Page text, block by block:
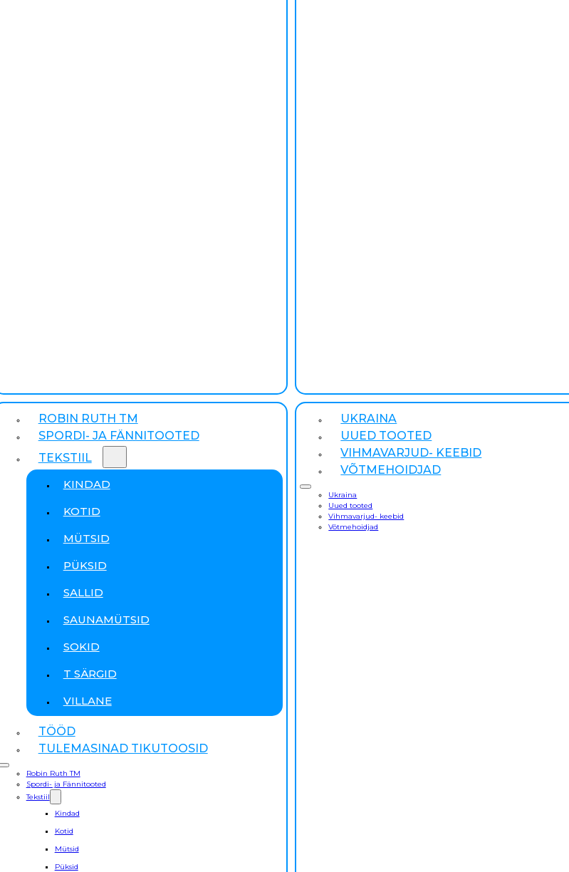
ROBIN RUTH TM
SPORDI- JA FÄNNITOOTED
TEKSTIIL
KINDAD
KOTID
MÜTSID
PÜKSID
SALLID
SAUNAMÜTSID
SOKID
T SÄRGID
VILLANE
TÖÖD
TULEMASINAD TIKUTOOSID
Robin Ruth TM
Spordi- ja Fännitooted
Tekstiil
Kindad
Kotid
Mütsid
Püksid
UKRAINA
UUED TOOTED
VIHMAVARJUD- KEEBID
VÕTMEHOIDJAD
Ukraina
Uued tooted
Vihmavarjud- keebid
Võtmehoidjad